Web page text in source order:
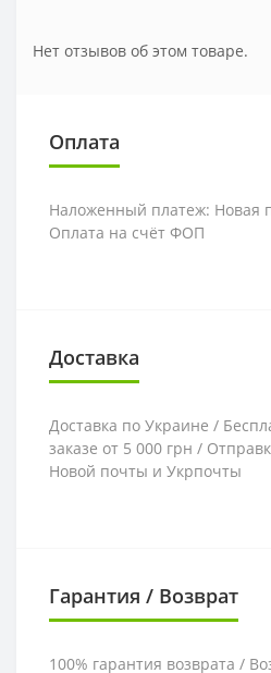
Нет отзывов об этом товаре.
Оплата
Наложенный платеж: Новая
Оплата на счёт ФОП
Доставка
Доставка по Украине /
заказе от 5 000 грн /
Новой почты и Укрпочты
Гарантия / Возврат
100% гарантия возврата /